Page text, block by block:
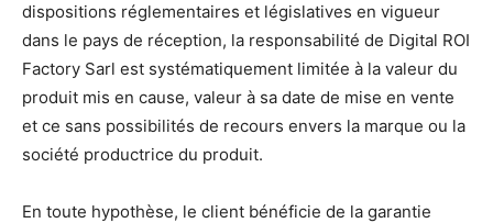
dispositions réglementaires et législatives en vigueur
dans le pays de réception, la responsabilité de Digital ROI
Factory Sarl est systématiquement limitée à la valeur du
produit mis en cause, valeur à sa date de mise en vente
et ce sans possibilités de recours envers la marque ou la
société productrice du produit.
En toute hypothèse, le client bénéficie de la garantie